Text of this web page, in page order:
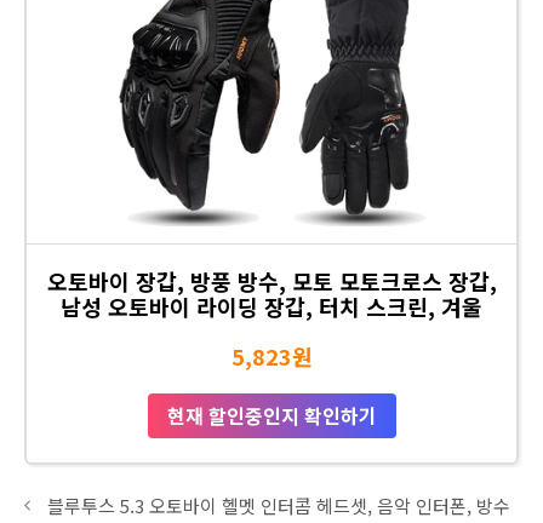
오토바이 장갑, 방풍 방수, 모토 모토크로스 장갑,
남성 오토바이 라이딩 장갑, 터치 스크린, 겨울
5,823원
현재 할인중인지 확인하기
블루투스 5.3 오토바이 헬멧 인터콤 헤드셋, 음악 인터폰, 방수